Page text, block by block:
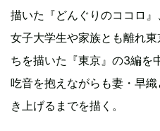
描いた『どんぐりのココロ
女子大学生や家族とも離れ
ちを描いた『東京』の3編を
吃音を抱えながらも妻・早
き上げるまでを描く。